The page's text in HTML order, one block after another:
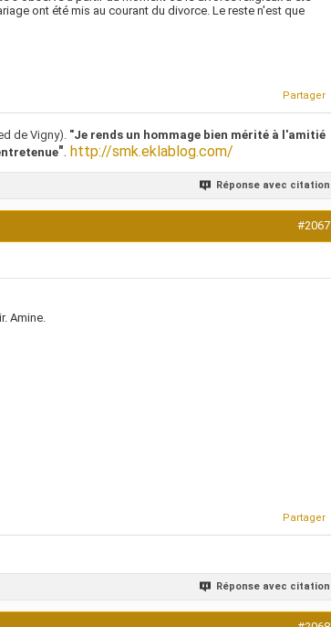
ont été mis au courant du divorce. Le reste n'est que
Partager
de Vigny). "Je rends un hommage bien mérité à l'amitié
". http://smk.eklablog.com/
Réponse avec citation
#2067
Amine.
Partager
Réponse avec citation